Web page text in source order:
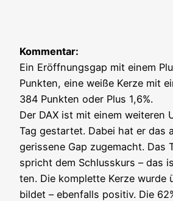
Kom­men­tar:
Ein Eröff­nungs­gap mit einem
Punk­ten, eine wei­ße Ker­ze mit
384 Punk­ten oder Plus 1,6%.
Der DAX ist mit einem wei­te­ren
Tag gestar­tet. Dabei hat er das
geris­se­ne Gap zuge­macht. Das
spricht dem Schluss­kurs – das
ten. Die kom­plet­te Ker­ze wur­de
bil­det – eben­falls posi­tiv. Die